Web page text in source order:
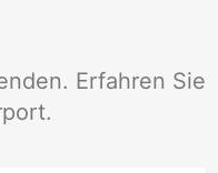
Erfahren Sie